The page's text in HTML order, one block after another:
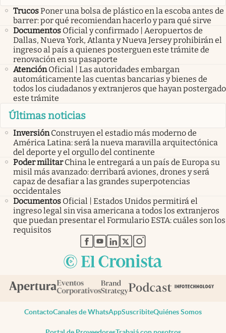
TrucosPoner una bolsa de plástico en la escoba antes de
barrer: por qué recomiendan hacerlo y para qué sirve
Documentos Oficial y confirmado | Aeropuertos de
Dallas, Nueva York, Atlanta y Nueva Jersey prohibirán el
ingreso al país a quienes posterguen este trámite de
renovación en su pasaporte
Atención Oficial | Las autoridades embargan
automáticamente las cuentas bancarias y bienes de
todos los ciudadanos y extranjeros que hayan postergado
este trámite
Últimas noticias
Inversión Construyen el estadio más moderno de
América Latina: será la nueva maravilla arquitectónica
del deporte y el orgullo del continente
Poder militar China le entregará a un país de Europa su
misil más avanzado: derribará aviones, drones y será
capaz de desafiar a las grandes superpotencias
occidentales
Documentos Oficial | Estados Unidos permitirá el
ingreso legal sin visa americana a todos los extranjeros
que puedan presentar el Formulario ESTA: cuáles son los
requisitos
abre en nueva pestaña
abre en nueva pestaña
abre en nueva pestaña
abre en nueva pestaña
abre en nueva pestaña
ContactoCanales de WhatsAppSuscribiteQuiénes Somos